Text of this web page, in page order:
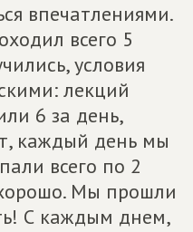
впечатлениями.
всего 5
условия
лекций
6 за день,
каждый день мы
всего по 2
Мы прошли
С каждым днем,